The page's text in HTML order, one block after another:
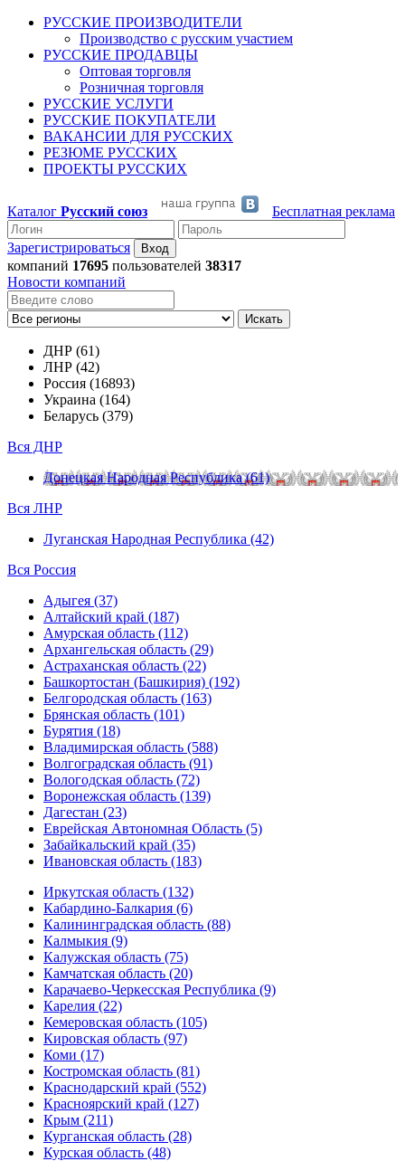
РУССКИЕ ПРОИЗВОДИТЕЛИ
Производство с русским участием
РУССКИЕ ПРОДАВЦЫ
Оптовая торговля
Розничная торговля
РУССКИЕ УСЛУГИ
РУССКИЕ ПОКУПАТЕЛИ
ВАКАНСИИ ДЛЯ РУССКИХ
РЕЗЮМЕ РУССКИХ
ПРОЕКТЫ РУССКИХ
Каталог Русский союз Бесплатная реклама
Зарегистрироваться
компаний 17695 пользователей 38317
Новости компаний
Искать
ДНР (61)
ЛНР (42)
Россия (16893)
Украина (164)
Беларусь (379)
Вся ДНР
Донецкая Народная Республика (61)
Вся ЛНР
Луганская Народная Республика (42)
Вся Россия
Адыгея (37)
Алтайский край (187)
Амурская область (112)
Архангельская область (29)
Астраханская область (22)
Башкортостан (Башкирия) (192)
Белгородская область (163)
Брянская область (101)
Бурятия (18)
Владимирская область (588)
Волгоградская область (91)
Вологодская область (72)
Воронежская область (139)
Дагестан (23)
Еврейская Автономная Область (5)
Забайкальский край (35)
Ивановская область (183)
Иркутская область (132)
Кабардино-Балкария (6)
Калининградская область (88)
Калмыкия (9)
Калужская область (75)
Камчатская область (20)
Карачаево-Черкесская Республика (9)
Карелия (22)
Кемеровская область (105)
Кировская область (97)
Коми (17)
Костромская область (81)
Краснодарский край (552)
Красноярский край (127)
Крым (211)
Курганская область (28)
Курская область (48)